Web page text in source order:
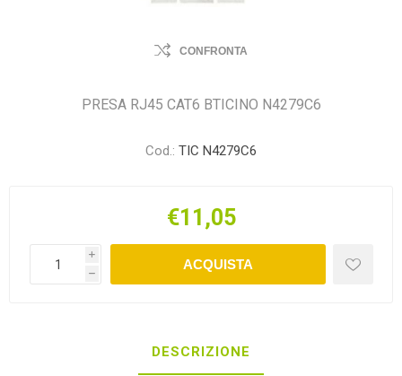
CONFRONTA
PRESA RJ45 CAT6 BTICINO N4279C6
Cod.: TIC N4279C6
€11,05
i
h
ACQUISTA
DESCRIZIONE